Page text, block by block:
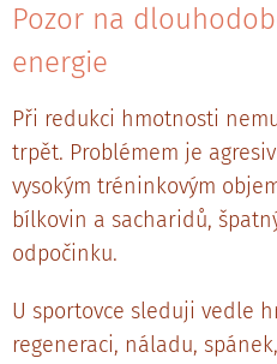
Pozor na
energie
Při redukci hmotnosti
trpět. Problémem je
vysokým tréninkovým
bílkovin a sacharidů,
odpočinku.
U sportovce sleduji vedle
regeneraci, náladu,